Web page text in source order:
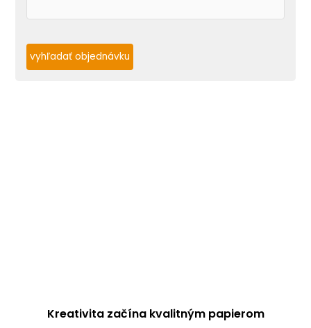
vyhľadať objednávku
Kreativita začína kvalitným papierom